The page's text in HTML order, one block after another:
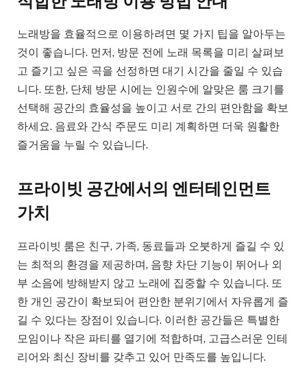
노래방을 효율적으로 이용하려면 몇 가지 팁을 알아두는
것이 좋습니다. 먼저, 방문 전에 노래 목록을 미리 살펴보
고 즐기고 싶은 곡을 선정하면 대기 시간을 줄일 수 있습
니다. 또한, 단체 방문 시에는 인원수에 알맞은 룸 크기를
선택해 공간의 효율성을 높이고 서로 간의 편안함을 확보
하세요. 음료와 간식 주문도 미리 계획하면 더욱 원활한
즐거움을 누릴 수 있습니다.
프라이빗 공간에서의 엔터테인먼트
가치
프라이빗 룸은 친구, 가족, 동료들과 오붓하게 즐길 수 있
는 최적의 환경을 제공하며, 음향 차단 기능이 뛰어나 외
부 소음에 방해받지 않고 노래에 집중할 수 있습니다. 또
한 개인 공간이 확보되어 편안한 분위기에서 자유롭게 즐
길 수 있다는 장점이 있습니다. 이러한 공간들은 특별한
모임이나 작은 파티를 열기에 적합하며, 고급스러운 인테
리어와 최신 장비를 갖추고 있어 만족도를 높입니다.